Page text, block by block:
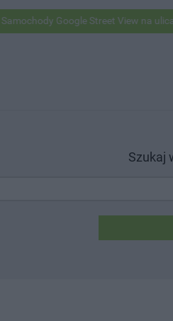
Google Street View na ulicach
Szukaj